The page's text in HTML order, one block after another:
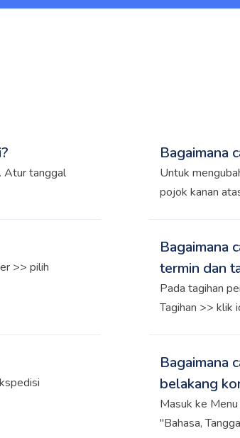
Atur tanggal
Bagaimana
Untuk
pojok kanan
>> pilih
Bagaimana
termin dan
Pada tagihan
Tagihan >> klik
samping Tab
Bagaimana
belakang
Masuk ke
"Bahasa,